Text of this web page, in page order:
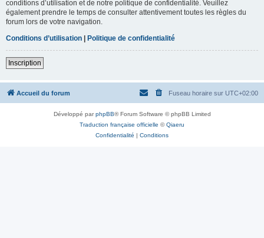
conditions d’utilisation et de notre politique de confidentialité. Veuillez
également prendre le temps de consulter attentivement toutes les règles du
forum lors de votre navigation.
Conditions d’utilisation | Politique de confidentialité
Inscription
Accueil du forum Fuseau horaire sur UTC+02:00
Développé parphpBB® Forum Software © phpBB Limited
Traduction française officielle ©Qiaeru
Confidentialité | Conditions